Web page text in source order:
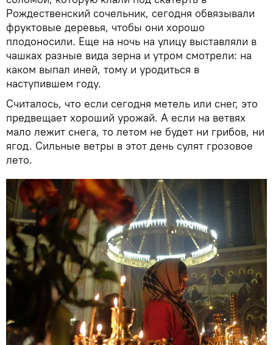
Рождественский сочельник, сегодня обвязывали
фруктовые деревья, чтобы они хорошо
плодоносили. Еще на ночь на улицу выставляли в
чашках разные вида зерна и утром смотрели: на
каком выпал иней, тому и уродиться в
наступившем году.
Считалось, что если сегодня метель или снег, это
предвещает хороший урожай. А если на ветвях
мало лежит снега, то летом не будет ни грибов, ни
ягод. Сильные ветры в этот день сулят грозовое
лето.